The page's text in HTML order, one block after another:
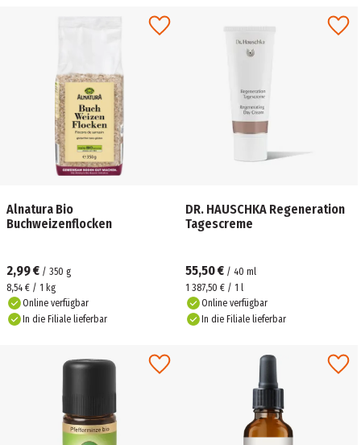
Alnatura Bio
Buchweizenflocken
2,99 € / 350 g
8,54 € / 1 kg
Online verfügbar
In die Filiale lieferbar
DR. HAUSCHKA Regeneration
Tagescreme
55,50 € / 40 ml
1 387,50 € / 1 l
Online verfügbar
In die Filiale lieferbar